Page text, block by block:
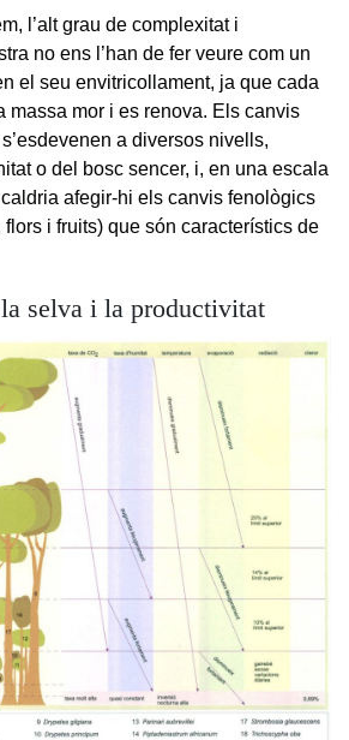
l’alt grau de complexitat i
no ens l’han de fer veure com un
el seu envitricollament, ja que cada
massa mor i es renova. Els canvis
a diversos nivells,
o del bosc sencer, i, en una escala
afegir-hi els canvis fenològics
i fruits) que són característics de
selva i la productivitat